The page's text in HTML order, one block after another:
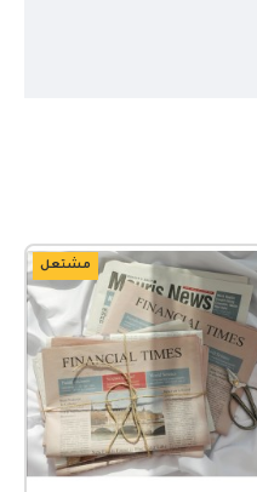
مشتعل